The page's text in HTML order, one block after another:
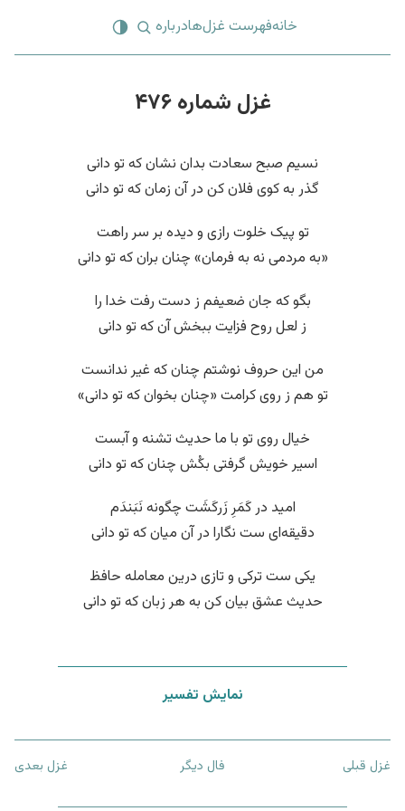
خانهفهرست غزل‌هادرباره
غزل شماره ۴۷۶
نسیم صبح سعادت بدان نشان که تو دانی
گذر به کوی فلان کن در آن زمان که تو دانی
تو پیک خلوت رازی و دیده بر سر راهت
«به مردمی نه به فرمان» چنان بران که تو دانی
بگو که جان ضعیفم ز دست رفت خدا را
ز لعل روح فزایت ببخش آن که تو دانی
من این حروف نوشتم چنان که غیر ندانست
تو هم ز روی کرامت «چنان بخوان که تو دانی»
خیال روی تو با ما حدیث تشنه و آبست
اسیر خویش گرفتی بکُش چنان که تو دانی
امید در کَمَرِ زَرکَشَت چگونه نَبَندَم
دقیقه‌ای ست نگارا در آن میان که تو دانی
یکی ست ترکی و تازی درین معامله حافظ
حدیث عشق بیان کن به هر زبان که تو دانی
نمایش تفسیر
غزل قبلی فال دیگر غزل بعدی